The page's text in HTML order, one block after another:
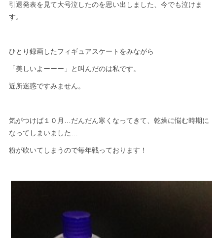
引退発表を見て大号泣したのを思い出しました、今でも泣けま
す。
ひとり録画したフィギュアスケートをみながら
「美しいよーーー」と叫んだのは私です。
近所迷惑ですみません。
気がつけば１０月…だんだん寒くなってきて、乾燥に悩む時期に
なってしまいました…
粉が吹いてしまうので毎年戦っております！